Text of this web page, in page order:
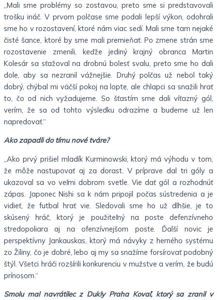
„Mali sme problémy so zostavou, preto sme si predstavovali
trošku ináč. V prvom polčase sme podali lepší výkon, odohrali
sme ho v rozostavení, ktoré nám viac sedí. Mali sme tam nejaké
čisté šance, ktoré by sme mali premieňať. Po zmene strán sme
rozostavenie zmenili, keďže jediný krajný obranca Martin
Kolesár sa sťažoval na drobnú bolesť svalu, preto sme ho dali
dole, aby sa nezranil vážnejšie. Druhý polčas už nebol taký
dobrý, chýbal mi väčší pokoj na lopte, ale chlapci sa snažili hrať
to, čo od nich vyžadujeme. So šťastím sme dali víťazný gól,
verím, že sa od tohto výsledku odrazíme a budeme už len
napredovať.“
Ako zapadli do tímu nové tváre?
„Ako prvý prišiel mladík Kurminowski, ktorý má výhodu v tom,
že môže nastupovať aj za dorast. V príprave dal tri góly a
ukazoval sa vo veľmi dobrom svetle. Vie dať gól a rozhodnúť
zápas. Japonec Nishi sa k nám pripojil počas sústredenia a je
vidieť, že futbal hrať vie. Sledovali sme ho už dlhšie, je to
skúsený hráč, ktorý je použiteľný na poste defenzívneho
stredopoliara aj na ofenzívnejšom poste. Ďalší novic je
perspektívny Jankauskas, ktorý má návyky z herného systému
zo Žiliny, čo je dobré, lebo aj my sa snažíme forsírovať podobný
štýl. Všetci hráči rozšírili konkurenciu v mužstve a verím, že budú
prínosom.“
Smolu mal navrátilec z Dukly Praha Kovaľ, ktorý sa zranil v